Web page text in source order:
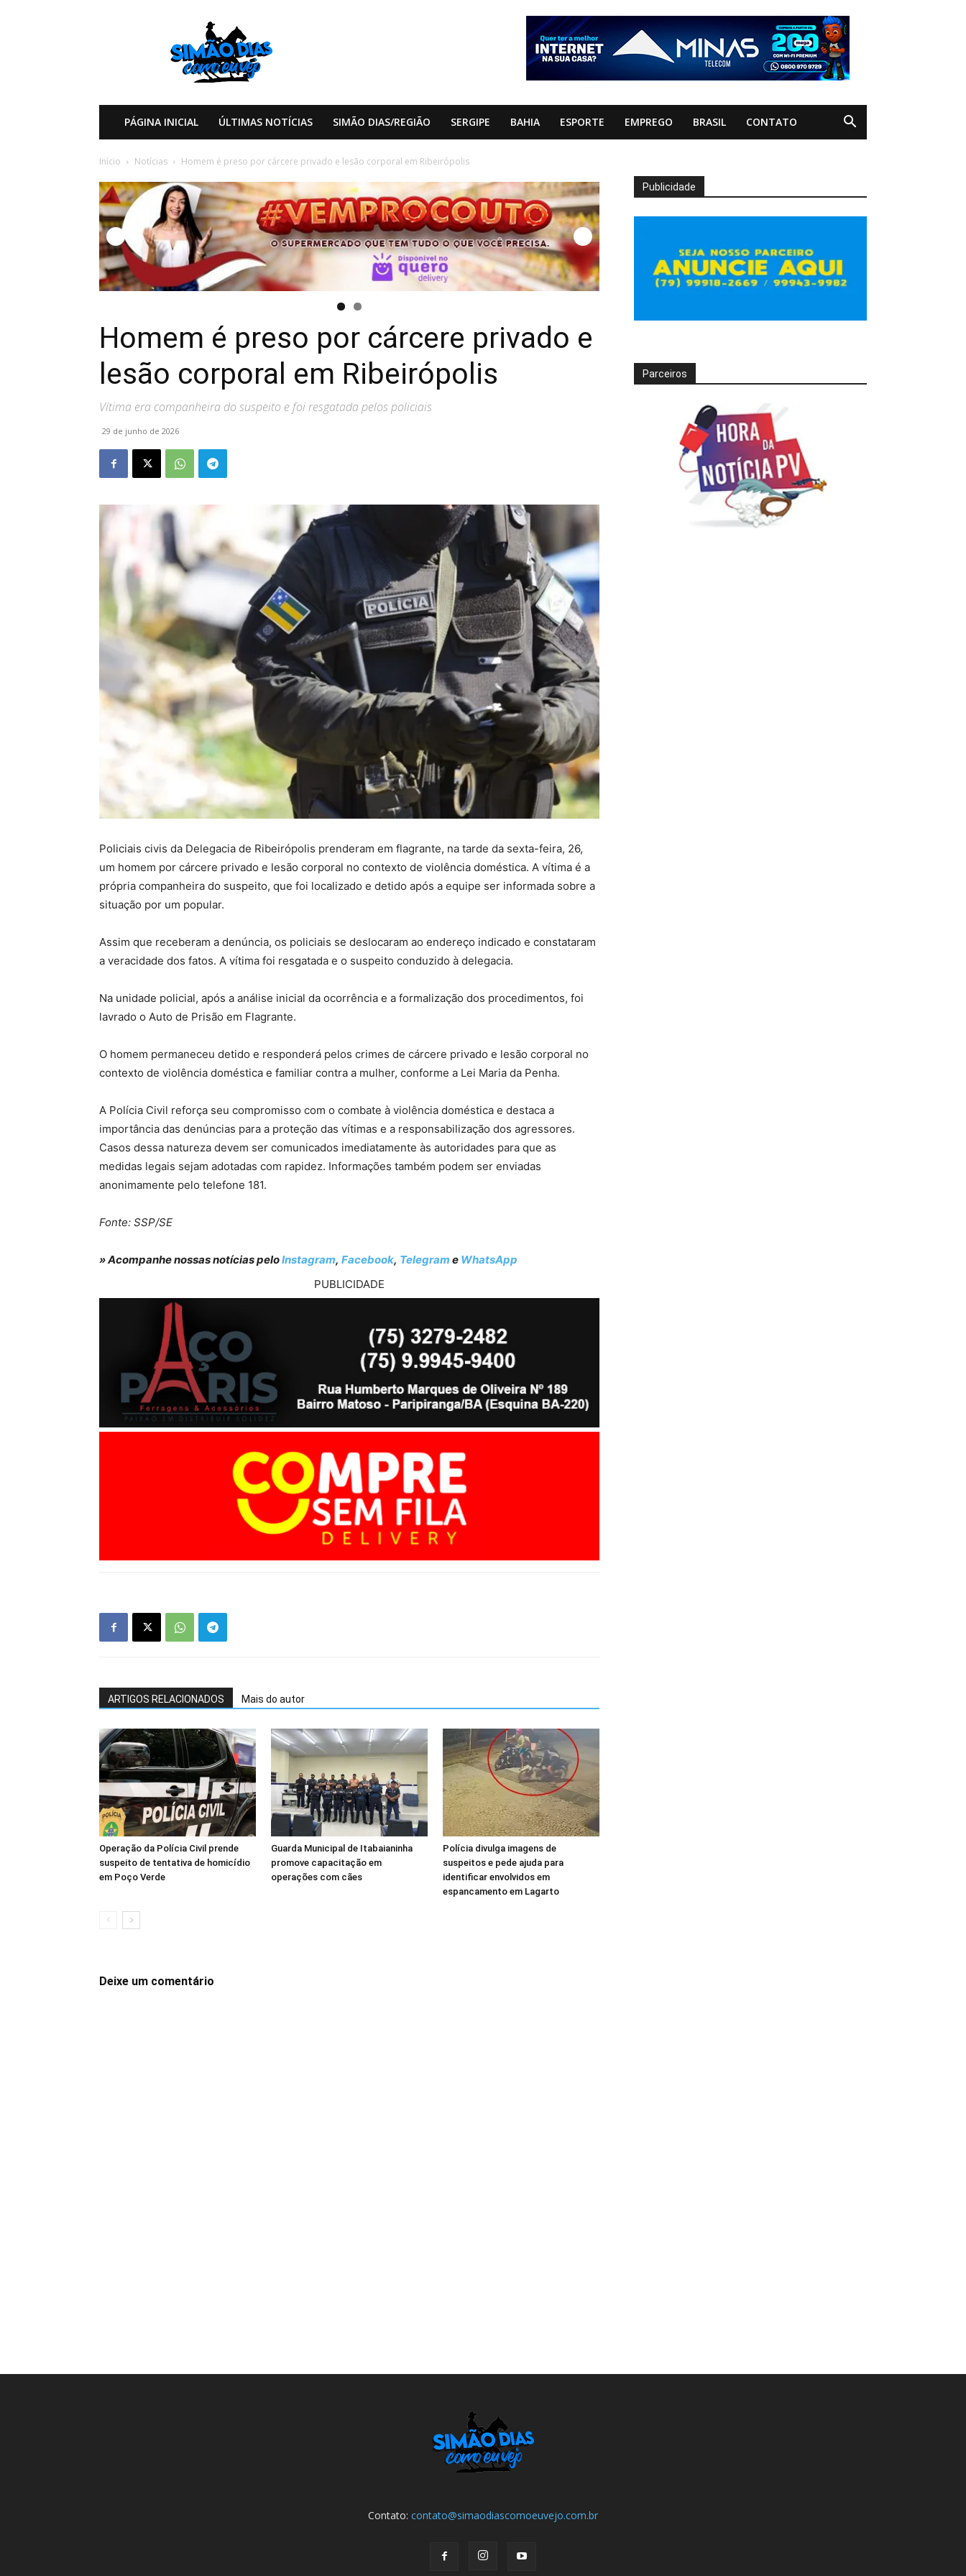
PÁGINA INICIAL ÚLTIMAS NOTÍCIAS SIMÃO DIAS/REGIÃO SERGIPE BAHIA ESPORTE EMPREGO BRASIL CONTATO
Início Notícias Homem é preso por cárcere privado e lesão corporal em Ribeirópolis
Homem é preso por cárcere privado e
lesão corporal em Ribeirópolis
Vítima era companheira do suspeito e foi resgatada pelos policiais
29 de junho de 2026
Policiais civis da Delegacia de Ribeirópolis prenderam em flagrante, na tarde da sexta-feira, 26,
um homem por cárcere privado e lesão corporal no contexto de violência doméstica. A vítima é a
própria companheira do suspeito, que foi localizado e detido após a equipe ser informada sobre a
situação por um popular.
Assim que receberam a denúncia, os policiais se deslocaram ao endereço indicado e constataram
a veracidade dos fatos. A vítima foi resgatada e o suspeito conduzido à delegacia.
Na unidade policial, após a análise inicial da ocorrência e a formalização dos procedimentos, foi
lavrado o Auto de Prisão em Flagrante.
O homem permaneceu detido e responderá pelos crimes de cárcere privado e lesão corporal no
contexto de violência doméstica e familiar contra a mulher, conforme a Lei Maria da Penha.
A Polícia Civil reforça seu compromisso com o combate à violência doméstica e destaca a
importância das denúncias para a proteção das vítimas e a responsabilização dos agressores.
Casos dessa natureza devem ser comunicados imediatamente às autoridades para que as
medidas legais sejam adotadas com rapidez. Informações também podem ser enviadas
anonimamente pelo telefone 181.
Fonte: SSP/SE
» Acompanhe nossas notícias peloInstagram, Facebook, Telegram e WhatsApp
PUBLICIDADE
ARTIGOS RELACIONADOS Mais do autor
Operação da Polícia Civil prende
suspeito de tentativa de homicídio
em Poço Verde
Guarda Municipal de Itabaianinha
promove capacitação em
operações com cães
Polícia divulga imagens de
suspeitos e pede ajuda para
identificar envolvidos em
espancamento em Lagarto
Deixe um comentário
Publicidade
Parceiros
Contato: contato@simaodiascomoeuvejo.com.br